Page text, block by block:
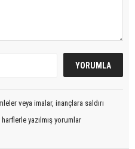
veya imalar, inançlara saldırı
yazılmış yorumlar